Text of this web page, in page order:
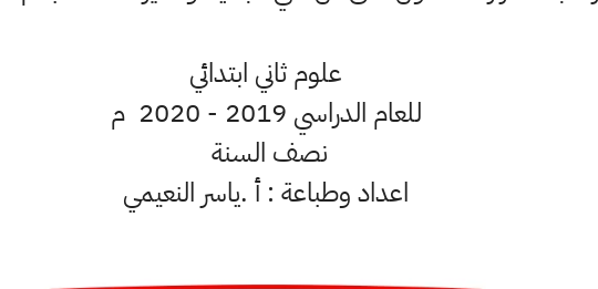
علوم ثاني ابتدائي
للعام الدراسي 2019 - 2020 م
نصف السنة
اعداد وطباعة : أ .ياسر النعيمي